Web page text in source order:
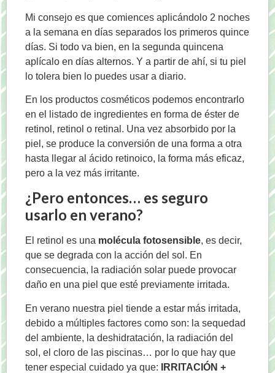
Mi consejo es que comiences aplicándolo 2 noches
a la semana en días separados los primeros quince
días. Si todo va bien, en la segunda quincena
aplícalo en días alternos. Y a partir de ahí, si tu piel
lo tolera bien lo puedes usar a diario.
En los productos cosméticos podemos encontrarlo
en el listado de ingredientes en forma de éster de
retinol, retinol o retinal. Una vez absorbido por la
piel, se produce la conversión de una forma a otra
hasta llegar al ácido retinoico, la forma más eficaz,
pero a la vez más irritante.
¿Pero entonces… es seguro
usarlo en verano?
El retinol es una molécula fotosensible, es decir,
que se degrada con la acción del sol. En
consecuencia, la radiación solar puede provocar
daño en una piel que esté previamente irritada.
En verano nuestra piel tiende a estar más irritada,
debido a múltiples factores como son: la sequedad
del ambiente, la deshidratación, la radiación del
sol, el cloro de las piscinas… por lo que hay que
tener especial cuidado ya que:
IRRITACIÓN +